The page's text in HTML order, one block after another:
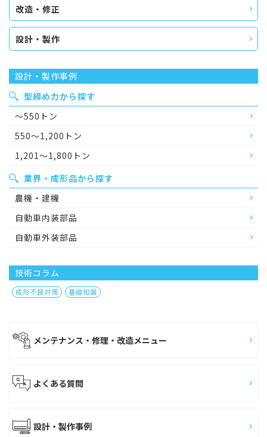
改造・修正
設計・製作
設計・製作事例
型締め力から探す
～550トン
550～1,200トン
1,201～1,800トン
業界・成形品から探す
農機・建機
自動車内装部品
自動車外装部品
技術コラム
成形不良対策 基礎知識
メンテナンス・修理・改造メニュー
よくある質問
設計・製作事例